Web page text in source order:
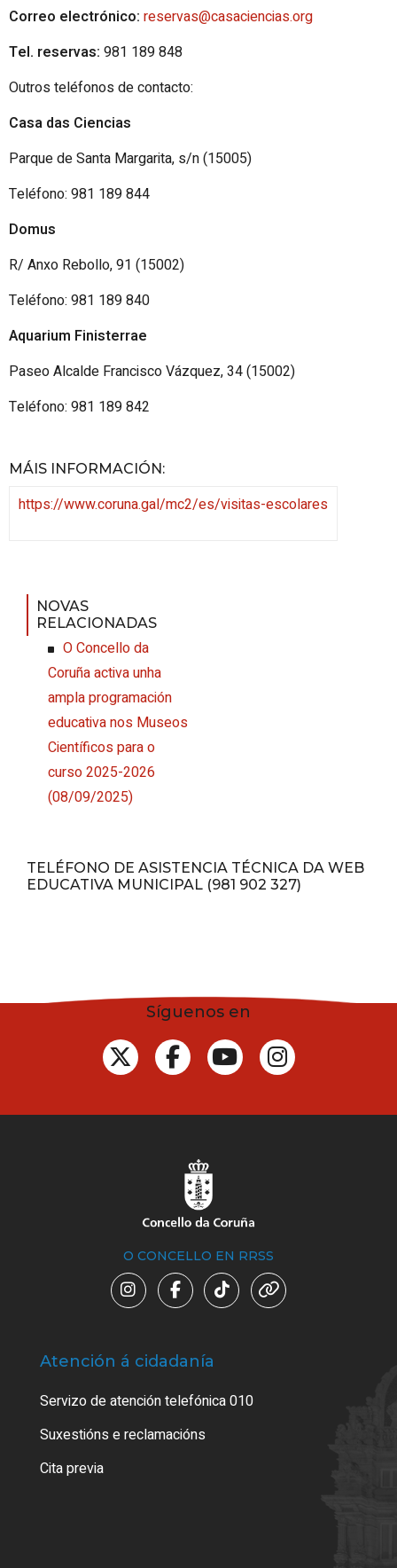
Correo electrónico: reservas@casaciencias.org
Tel. reservas: 981 189 848
Outros teléfonos de contacto:
Casa das Ciencias
Parque de Santa Margarita, s/n (15005)
Teléfono: 981 189 844
Domus
R/ Anxo Rebollo, 91 (15002)
Teléfono: 981 189 840
Aquarium Finisterrae
Paseo Alcalde Francisco Vázquez, 34 (15002)
Teléfono: 981 189 842
MÁIS INFORMACIÓN:
https://www.coruna.gal/mc2/es/visitas-escolares
NOVAS
RELACIONADAS
O Concello da
Coruña activa unha
ampla programación
educativa nos Museos
Científicos para o
curso 2025-2026
(08/09/2025)
TELÉFONO DE ASISTENCIA TÉCNICA DA WEB
EDUCATIVA MUNICIPAL (981 902 327)
Síguenos en
O CONCELLO EN RRSS
Atención á cidadanía
Servizo de atención telefónica 010
Suxestións e reclamacións
Cita previa